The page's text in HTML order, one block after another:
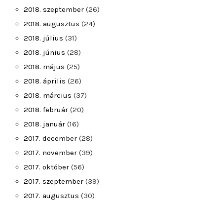
2018. szeptember (26)
2018. augusztus (24)
2018. július (31)
2018. június (28)
2018. május (25)
2018. április (26)
2018. március (37)
2018. február (20)
2018. január (16)
2017. december (28)
2017. november (39)
2017. október (56)
2017. szeptember (39)
2017. augusztus (30)